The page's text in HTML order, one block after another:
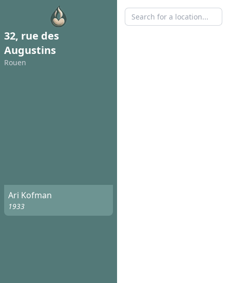
32, rue des
Augustins
Rouen
Ari Kofman
1933